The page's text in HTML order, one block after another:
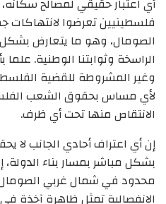
فلسطينيين تعرضوا
الصومال، وهو ما يتعارض
الراسخة وثوابتنا الوطنية. علما
وغير المشروطة للقضية
لأي مساس بحقوق الشعب
الانتقاص منها تحت أي ظرف.
إن أي اعتراف أحادي الجانب لا
بشكل مباشر بمسار بناء
محدود في شمال غربي
الانفصالية تمثل ظاهرة آخذة في